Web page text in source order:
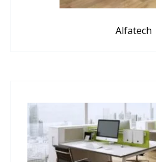
Alfatech